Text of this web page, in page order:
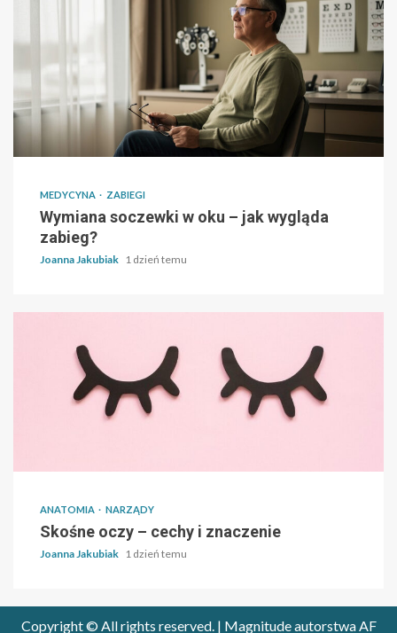
MEDYCYNA ZABIEGI
Wymiana soczewki w oku – jak wygląda
zabieg?
Joanna Jakubiak 1 dzień temu
ANATOMIA NARZĄDY
Skośne oczy – cechy i znaczenie
Joanna Jakubiak 1 dzień temu
Copyright © All rights reserved. | Magnitudeautorstwa AF